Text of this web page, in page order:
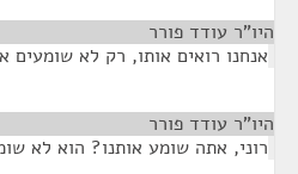
היו"ר עודד פורר
אנחנו רואים אותו, רק לא שומעים
היו"ר עודד פורר
רוני, אתה שומע אותנו? הוא לא